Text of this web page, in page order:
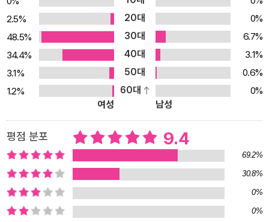
찾아가는 과정에서 나타나는 감정의 변화를 재치 있는 이야기와 그림
으로 표현했습니다. 아이들은 이 책을 통해 낯선 감각을 통해 찾아온
두려움과 마주할 수 있는 지혜와 용기를 키우게 될 것입니다. 뉴욕타
임즈가 사랑한 작가 그렉 피졸리의 사랑스러운 글과 그림 그렉 피졸
리는 첫 그림책 《수박씨를 삼켰어!》를 통해 출간과 동시에 아마존 베
스트셀러에 이름을 올렸고, '뉴욕타임즈', '퍼블리셔스 위클리', '스쿨
라이브러리 저널', '북리스트' 등 언론의 극찬을 받았습니다. 또 미국어
린이도서관협회의 닥터 수스 상까지 수상하며 예술성까지 동시에 인
정받은 바 있습니다. 섬세하게 관찰한 아이들의 세계를 특유의 아이
다운 상상력으로 풍성하게 채운 그의 그림책은, 보는 이들을 단숨에
사로잡는 마법 같은 힘이 있습니다. 판화 기법을 사용한 일러스트는
과감하고 개성 있는 형태와 색감으로 조형미를 한껏 뽐냅니다. 그렉
피졸리 특유의 재기 발랄한 이야기 전개와 유쾌한 일러스트가 돋보이
2.5%
20대
0%
48.5%
30대
6.7%
34.4%
40대
3.1%
3.1%
50대
0.6%
1.2%
60대
0%
여성
남성
평점 분포 9.4
69.2%
30.8%
0%
0%